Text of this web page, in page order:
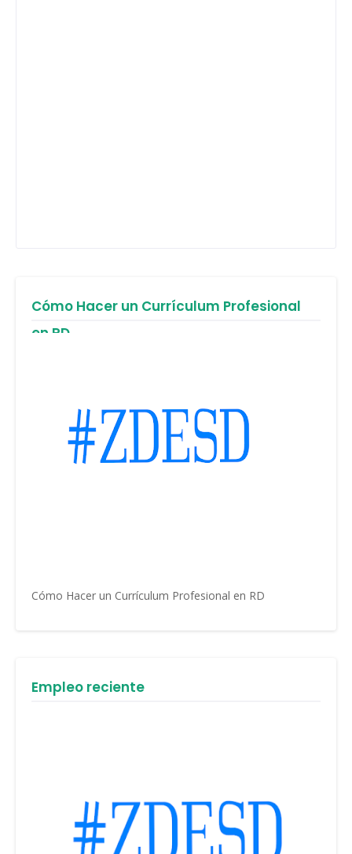
Cómo Hacer un Currículum Profesional
en RD
Cómo Hacer un Currículum Profesional en RD
Empleo reciente